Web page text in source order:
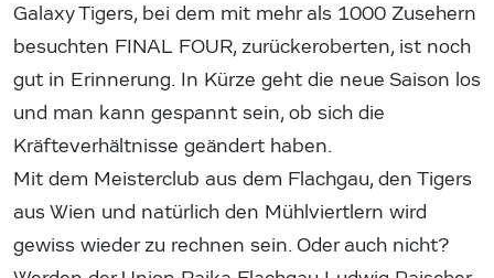
Galaxy Tigers, bei dem mit mehr als 1000 Zusehern
besuchten FINAL FOUR, zurückeroberten, ist noch
gut in Erinnerung. In Kürze geht die neue Saison los
und man kann gespannt sein, ob sich die
Kräfteverhältnisse geändert haben.
Mit dem Meisterclub aus dem Flachgau, den Tigers
aus Wien und natürlich den Mühlviertlern wird
gewiss wieder zu rechnen sein. Oder auch nicht?